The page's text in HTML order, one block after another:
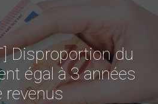
Disproportion du
égal à 3 années
revenus